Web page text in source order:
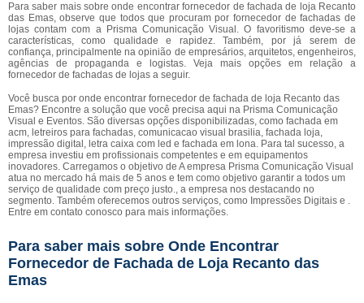
Para saber mais sobre onde encontrar fornecedor de fachada de loja Recanto
das Emas, observe que todos que procuram por fornecedor de fachadas de
lojas contam com a Prisma Comunicação Visual. O favoritismo deve-se a
características, como qualidade e rapidez. Também, por já serem de
confiança, principalmente na opinião de empresários, arquitetos, engenheiros,
agências de propaganda e logistas. Veja mais opções em relação a
fornecedor de fachadas de lojas a seguir.
Você busca por onde encontrar fornecedor de fachada de loja Recanto das
Emas? Encontre a solução que você precisa aqui na Prisma Comunicação
Visual e Eventos. São diversas opções disponibilizadas, como fachada em
acm, letreiros para fachadas, comunicacao visual brasilia, fachada loja,
impressão digital, letra caixa com led e fachada em lona. Para tal sucesso, a
empresa investiu em profissionais competentes e em equipamentos
inovadores. Carregamos o objetivo de A empresa Prisma Comunicação Visual
atua no mercado há mais de 5 anos e tem como objetivo garantir a todos um
serviço de qualidade com preço justo., a empresa nos destacando no
segmento. Também oferecemos outros serviços, como Impressões Digitais e .
Entre em contato conosco para mais informações.
Para saber mais sobre Onde Encontrar
Fornecedor de Fachada de Loja Recanto das
Emas